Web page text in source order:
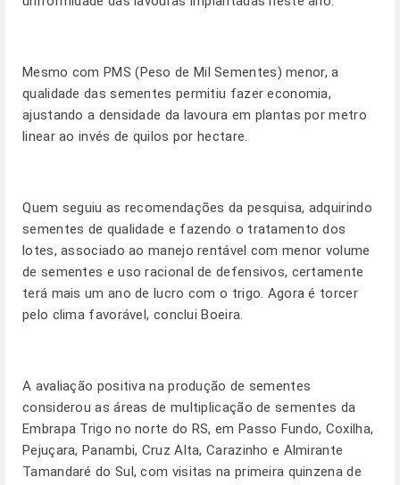
Mesmo com PMS (Peso de Mil Sementes) menor, a
qualidade das sementes permitiu fazer economia,
ajustando a densidade da lavoura em plantas por metro
linear ao invés de quilos por hectare.
Quem seguiu as recomendações da pesquisa, adquirindo
sementes de qualidade e fazendo o tratamento dos
lotes, associado ao manejo rentável com menor volume
de sementes e uso racional de defensivos, certamente
terá mais um ano de lucro com o trigo. Agora é torcer
pelo clima favorável, conclui Boeira.
A avaliação positiva na produção de sementes
considerou as áreas de multiplicação de sementes da
Embrapa Trigo no norte do RS, em Passo Fundo, Coxilha,
Pejuçara, Panambi, Cruz Alta, Carazinho e Almirante
Tamandaré do Sul, com visitas na primeira quinzena de